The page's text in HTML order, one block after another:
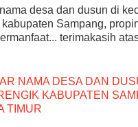
desa dan dusun di
Sampang,
terimakasih
NAMA DESA DAN
KABUPATEN
TIMUR